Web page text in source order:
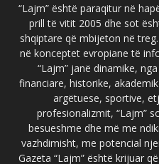
“Lajm” është paraqitur në
prill të vitit 2005 dhe sot
shqiptare që mbijeton në
në konceptet evropiane të
“Lajm” janë dinamike,
financiare, historike,
argëtuese, sportive,
profesionalizmit, “Lajm”
besueshme dhe më me
vazhdimisht, me potencial
Gazeta “Lajm” është krijuar